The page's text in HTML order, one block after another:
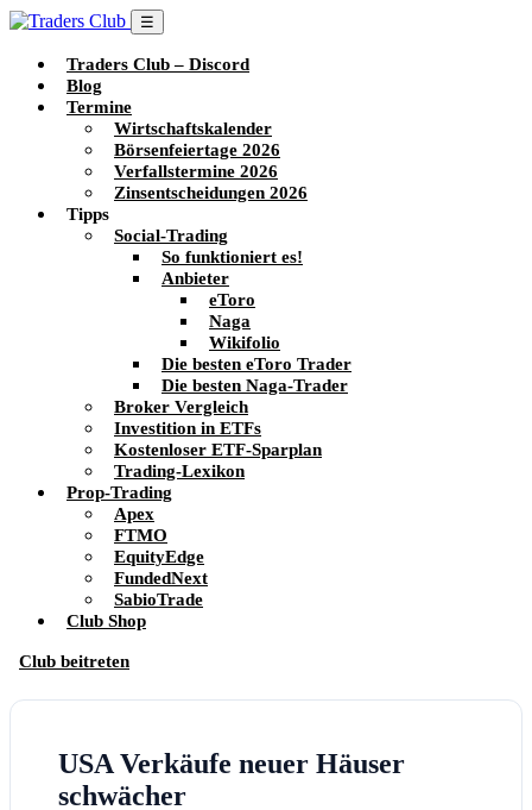
☰
Traders Club – Discord
Blog
Termine
Wirtschaftskalender
Börsenfeiertage 2026
Verfallstermine 2026
Zinsentscheidungen 2026
Tipps
Social-Trading
So funktioniert es!
Anbieter
eToro
Naga
Wikifolio
Die besten eToro Trader
Die besten Naga-Trader
Broker Vergleich
Investition in ETFs
Kostenloser ETF-Sparplan
Trading-Lexikon
Prop-Trading
Apex
FTMO
EquityEdge
FundedNext
SabioTrade
Club Shop
Club beitreten
USA Verkäufe neuer Häuser
schwächer